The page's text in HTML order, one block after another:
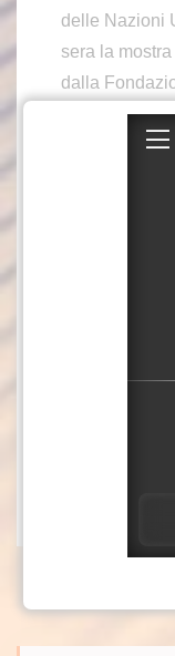
delle Nazioni
sera la
dalla
la
donne che
come
mezzo per
fondamentali
profondo